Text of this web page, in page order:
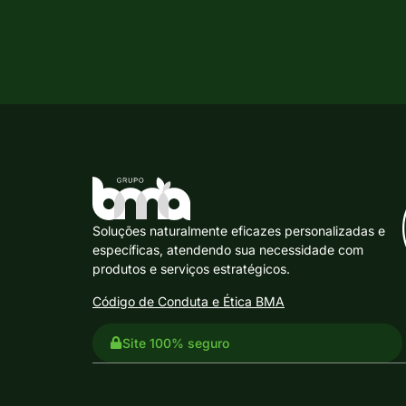
Soluções naturalmente eficazes personalizadas e
específicas, atendendo sua necessidade com
produtos e serviços estratégicos.
Código de Conduta e Ética BMA
Site 100% seguro